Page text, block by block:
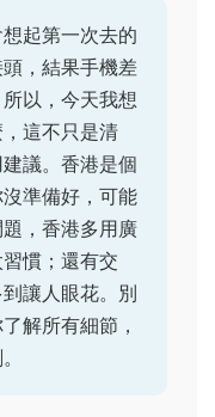
起第一次去的
，結果手機差
以，今天我想
這不只是清
議。香港是個
準備好，可能
，香港多用廣
慣；還有交
讓人眼花。別
解所有細節，